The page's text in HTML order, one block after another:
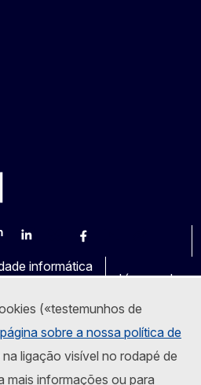
(«testemunhos de
página sobre a nossa política de
ligação visível no rodapé de
mais informações ou para
LinkedInBlueskyFacebook
informática
Línguas dos